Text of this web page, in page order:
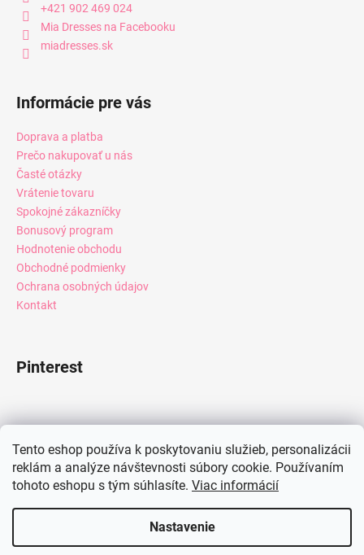
Tento eshop používa k poskytovaniu služieb, personalizácii
reklám a analýze návštevnosti súbory cookie. Používaním
tohoto eshopu s tým súhlasíte. Viac informácií
Nastavenie
+421 902 469 024
Mia Dresses na Facebooku
miadresses.sk
Informácie pre vás
Doprava a platba
Prečo nakupovať u nás
Časté otázky
Vrátenie tovaru
Spokojné zákazníčky
Bonusový program
Hodnotenie obchodu
Obchodné podmienky
Ochrana osobných údajov
Kontakt
Pinterest
Instagram